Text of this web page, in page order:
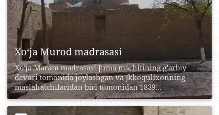
Xo‘ja Murod madrasasi
Xo'ja Maram madrasasi Juma machitining g'arbiy
devori tomonida joylashgan va Jkkoqulixonning
maslahatchilaridan biri tomonidan 1839...